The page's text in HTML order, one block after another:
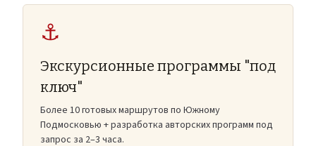
⚓
Экскурсионные программы "под
ключ"
Более 10 готовых маршрутов по Южному
Подмосковью + разработка авторских программ под
запрос за 2–3 часа.